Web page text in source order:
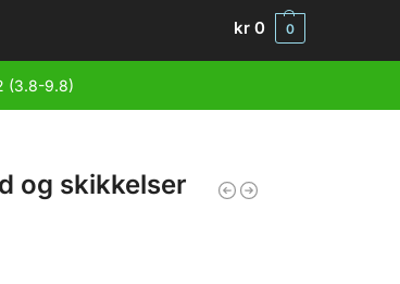
kr 0 0
(3.8-9.8)
og skikkelser